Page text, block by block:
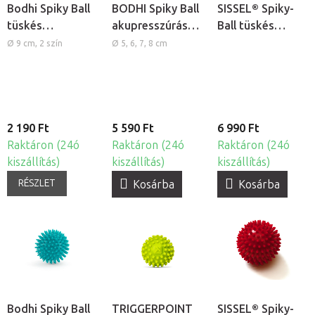
Bodhi Spiky Ball
tüskés
akupresszúrás
Ø 9 cm, 2 szín
2 190 Ft
Raktáron (24ó
kiszállítás)
RÉSZLET
BODHI Spiky Ball
akupresszúrás
masszázslabdák,
Ø 5, 6, 7, 8 cm
5 590 Ft
Raktáron (24ó
kiszállítás)
Kosárba
SISSEL® Spiky-
Ball tüskés
6 990 Ft
Raktáron (24ó
kiszállítás)
Kosárba
Bodhi Spiky Ball
TRIGGERPOINT
SISSEL® Spiky-